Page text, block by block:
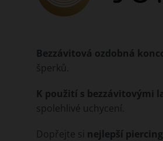
Bezzávitová ozdobná
šperků.
K použití s bezzávitovými
spolehlivé uchycení.
Dopřejte si nejlepší